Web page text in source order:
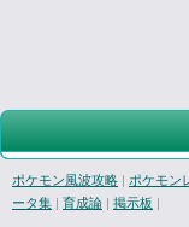
ポケモン風波攻略 | ポケモン
ータ集 | 育成論 | 掲示板 |